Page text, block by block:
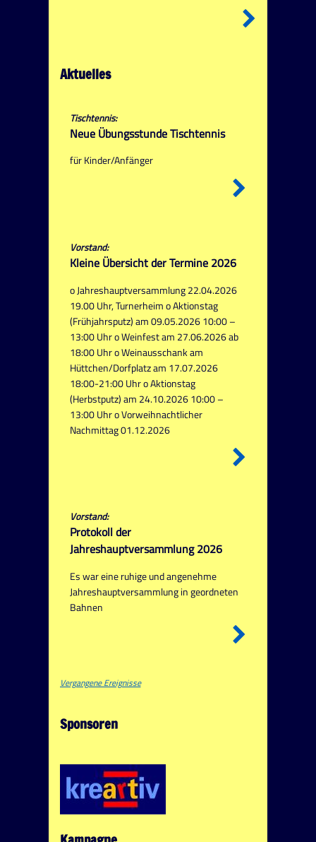
Aktuelles
Tischtennis:
Neue Übungsstunde Tischtennis
für Kinder/Anfänger
Vorstand:
Kleine Übersicht der Termine 2026
o Jahreshauptversammlung 22.04.2026
19.00 Uhr, Turnerheim o Aktionstag
(Frühjahrsputz) am 09.05.2026 10:00 –
13:00 Uhr o Weinfest am 27.06.2026 ab
18:00 Uhr o Weinausschank am
Hüttchen/Dorfplatz am 17.07.2026
18:00-21:00 Uhr o Aktionstag
(Herbstputz) am 24.10.2026 10:00 –
13:00 Uhr o Vorweihnachtlicher
Nachmittag 01.12.2026
Vorstand:
Protokoll der
Jahreshauptversammlung 2026
Es war eine ruhige und angenehme
Jahreshauptversammlung in geordneten
Bahnen
Vergangene Ereignisse
Sponsoren